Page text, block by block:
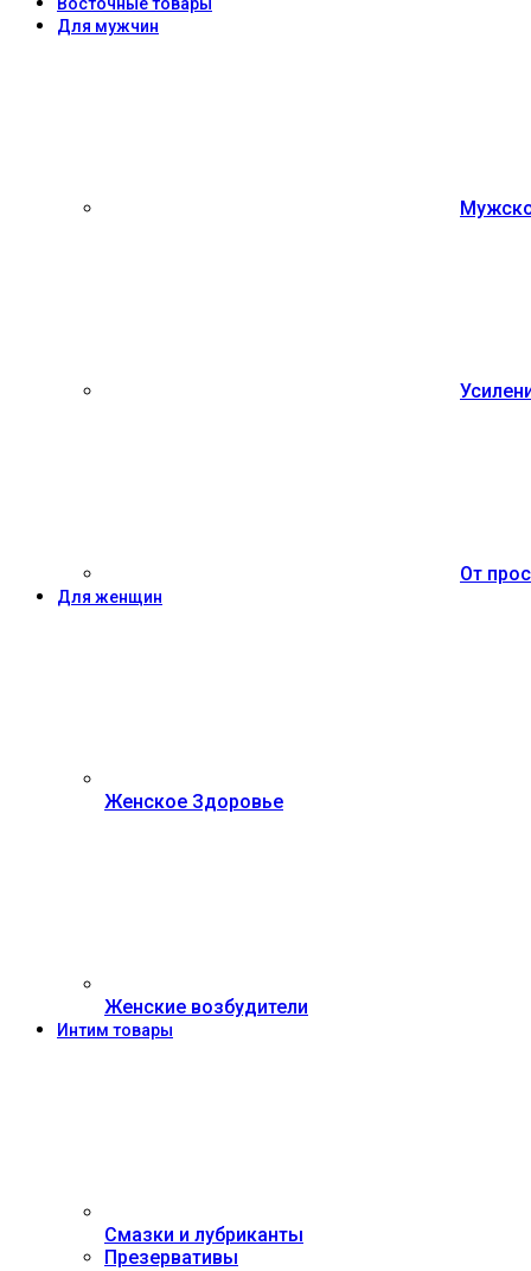
Для мужчин
От
Для женщин
Женское Здоровье
Женские возбудители
Интим товары
Смазки и лубриканты
Презервативы